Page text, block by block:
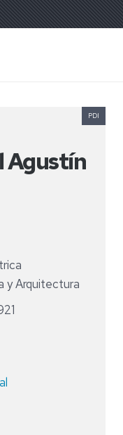
Agustín
PDI
y Arquitectura